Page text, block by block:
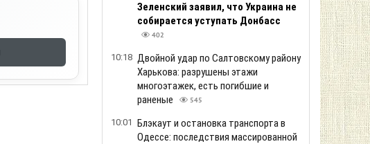
Зеленский заявил, что Украина не
собирается уступать Донбасс
402
10:18 Двойной удар по Салтовскому району
Харькова: разрушены этажи
многоэтажек, есть погибшие и
раненые
545
10:01 Блэкаут и остановка транспорта в
Одессе: последствия массированной